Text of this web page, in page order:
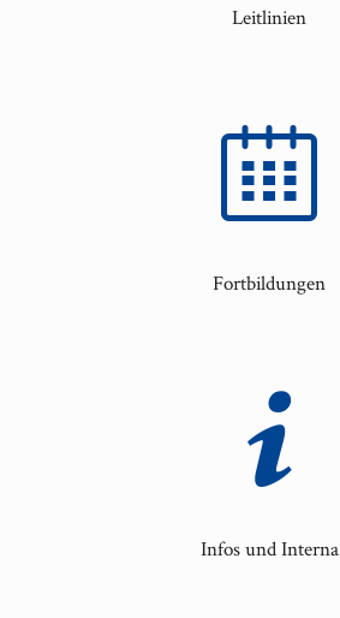
Leitlinien
Fortbildungen
Infos und Interna